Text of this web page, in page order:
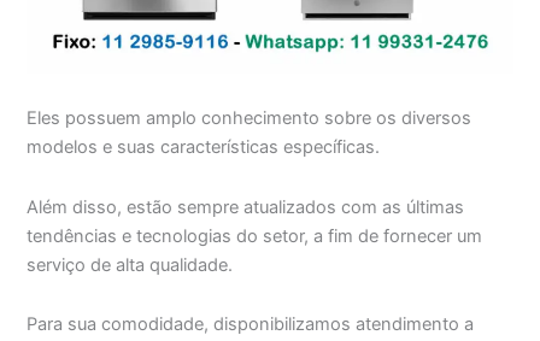
Eles possuem amplo conhecimento sobre os diversos
modelos e suas características específicas.
Além disso, estão sempre atualizados com as últimas
tendências e tecnologias do setor, a fim de fornecer um
serviço de alta qualidade.
Para sua comodidade, disponibilizamos atendimento a